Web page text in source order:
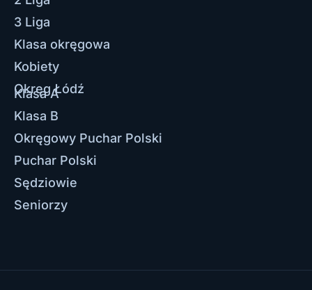
3 Liga
Klasa okręgowa
Kobiety
Okręg Łódź
Klasa A
Klasa B
Okręgowy Puchar Polski
Puchar Polski
Sędziowie
Seniorzy